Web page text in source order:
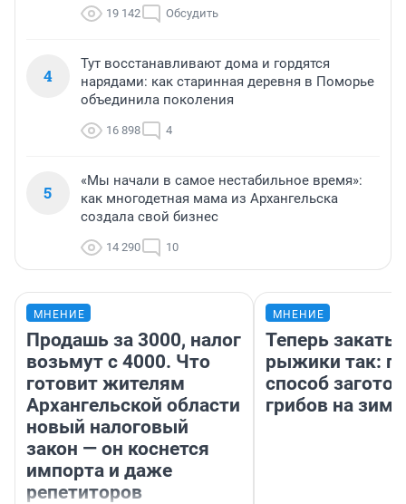
19 142 Обсудить
4
Тут восстанавливают дома и гордятся
нарядами: как старинная деревня в Поморье
объединила поколения
16 898 4
5
«Мы начали в самое нестабильное время»:
как многодетная мама из Архангельска
создала свой бизнес
14 290 10
МНЕНИЕ
Продашь за 3000, налог
возьмут с 4000. Что
готовит жителям
Архангельской области
новый налоговый
закон — он коснется
импорта и даже
репетиторов
МНЕНИЕ
Теперь
рыжики так:
способ
грибов на зиму